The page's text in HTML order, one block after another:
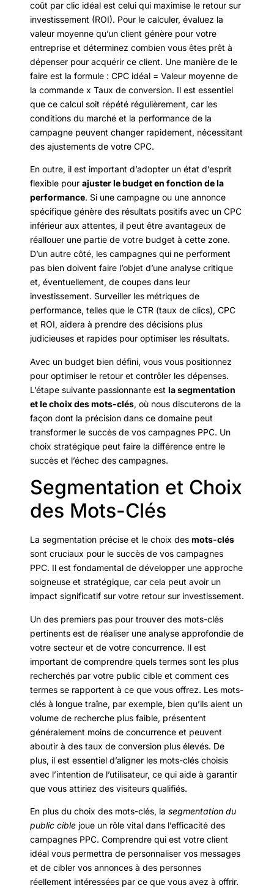
coût par clic idéal est celui qui maximise le retour sur
investissement (ROI). Pour le calculer, évaluez la
valeur moyenne qu’un client génère pour votre
entreprise et déterminez combien vous êtes prêt à
dépenser pour acquérir ce client. Une manière de le
faire est la formule : CPC idéal = Valeur moyenne de
la commande x Taux de conversion. Il est essentiel
que ce calcul soit répété régulièrement, car les
conditions du marché et la performance de la
campagne peuvent changer rapidement, nécessitant
des ajustements de votre CPC.
En outre, il est important d’adopter un état d’esprit
flexible pour ajuster le budget en fonction de la
performance. Si une campagne ou une annonce
spécifique génère des résultats positifs avec un CPC
inférieur aux attentes, il peut être avantageux de
réallouer une partie de votre budget à cette zone.
D’un autre côté, les campagnes qui ne performent
pas bien doivent faire l’objet d’une analyse critique
et, éventuellement, de coupes dans leur
investissement. Surveiller les métriques de
performance, telles que le CTR (taux de clics), CPC
et ROI, aidera à prendre des décisions plus
judicieuses et rapides pour optimiser les résultats.
Avec un budget bien défini, vous vous positionnez
pour optimiser le retour et contrôler les dépenses.
L’étape suivante passionnante est la segmentation
et le choix des mots-clés, où nous discuterons de la
façon dont la précision dans ce domaine peut
transformer le succès de vos campagnes PPC. Un
choix stratégique peut faire la différence entre le
succès et l’échec des campagnes.
Segmentation et Choix
des Mots-Clés
La segmentation précise et le choix des mots-clés
sont cruciaux pour le succès de vos campagnes
PPC. Il est fondamental de développer une approche
soigneuse et stratégique, car cela peut avoir un
impact significatif sur votre retour sur investissement.
Un des premiers pas pour trouver des mots-clés
pertinents est de réaliser une analyse approfondie de
votre secteur et de votre concurrence. Il est
important de comprendre quels termes sont les plus
recherchés par votre public cible et comment ces
termes se rapportent à ce que vous offrez. Les mots-
clés à longue traîne, par exemple, bien qu’ils aient un
volume de recherche plus faible, présentent
généralement moins de concurrence et peuvent
aboutir à des taux de conversion plus élevés. De
plus, il est essentiel d’aligner les mots-clés choisis
avec l’intention de l’utilisateur, ce qui aide à garantir
que vous attiriez des visiteurs qualifiés.
En plus du choix des mots-clés, la segmentation du
public cible joue un rôle vital dans l’efficacité des
campagnes PPC. Comprendre qui est votre client
idéal vous permettra de personnaliser vos messages
et de cibler vos annonces à des personnes
réellement intéressées par ce que vous avez à offrir.